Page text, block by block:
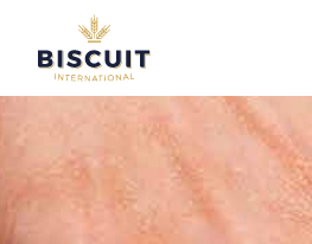
Aller au contenu